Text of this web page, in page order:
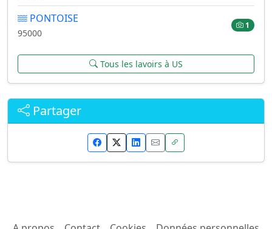
PONTOISE
95000
1
Tous les lavoirs à US
Partager